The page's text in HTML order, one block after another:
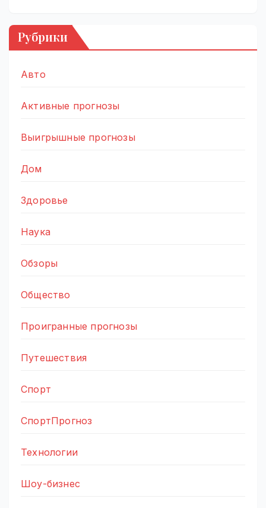
Рубрики
Авто
Активные прогнозы
Выигрышные прогнозы
Дом
Здоровье
Наука
Обзоры
Общество
Проигранные прогнозы
Путешествия
Спорт
СпортПрогноз
Технологии
Шоу-бизнес